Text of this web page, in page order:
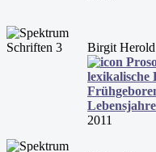
Birgit Herold
lexikalische
2011